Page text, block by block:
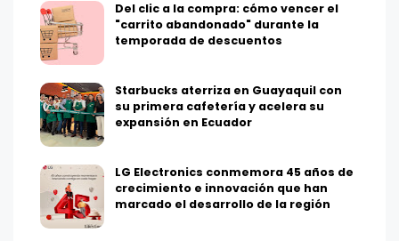
Del clic a la compra: cómo vencer el
"carrito abandonado" durante la
temporada de descuentos
Starbucks aterriza en Guayaquil con
su primera cafetería y acelera su
expansión en Ecuador
LG Electronics conmemora 45 años de
crecimiento e innovación que han
marcado el desarrollo de la región